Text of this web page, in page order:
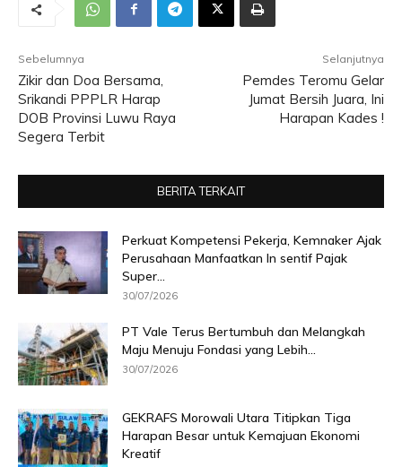
Sebelumnya
Zikir dan Doa Bersama,
Srikandi PPPLR Harap
DOB Provinsi Luwu Raya
Segera Terbit
Selanjutnya
Pemdes Teromu Gelar
Jumat Bersih Juara, Ini
Harapan Kades !
BERITA TERKAIT
Perkuat Kompetensi Pekerja, Kemnaker Ajak
Perusahaan Manfaatkan In sentif Pajak
Super...
30/07/2026
PT Vale Terus Bertumbuh dan Melangkah
Maju Menuju Fondasi yang Lebih...
30/07/2026
GEKRAFS Morowali Utara Titipkan Tiga
Harapan Besar untuk Kemajuan Ekonomi
Kreatif